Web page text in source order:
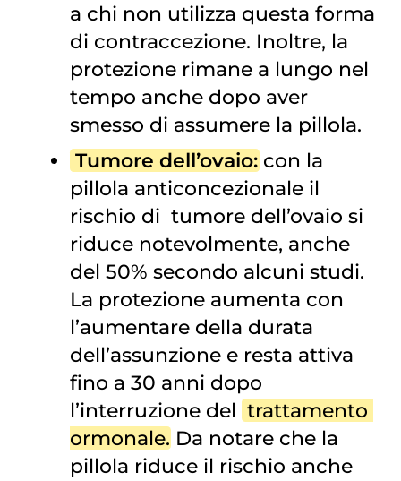
a chi non utilizza questa forma
di contraccezione. Inoltre, la
protezione rimane a lungo nel
tempo anche dopo aver
smesso di assumere la pillola.
Tumore dell’ovaio: con la
pillola anticoncezionale il
rischio di tumore dell’ovaio si
riduce notevolmente, anche
del 50% secondo alcuni studi.
La protezione aumenta con
l’aumentare della durata
dell’assunzione e resta attiva
fino a 30 anni dopo
l’interruzione del trattamento
ormonale. Da notare che la
pillola riduce il rischio anche